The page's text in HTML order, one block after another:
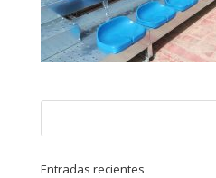
Entradas recientes